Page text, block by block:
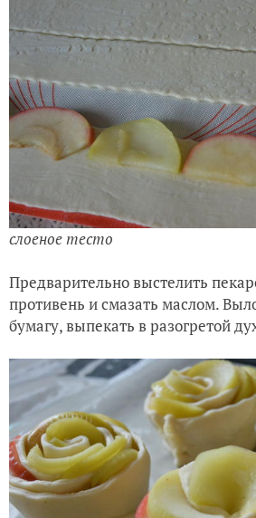
слоеное тесто
Предварительно выстелить
противень и смазать маслом.
бумагу, выпекать в разогретой